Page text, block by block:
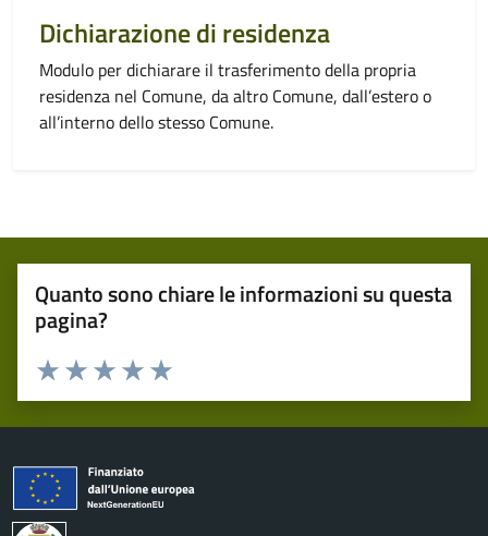
Dichiarazione di residenza
Modulo per dichiarare il trasferimento della propria
residenza nel Comune, da altro Comune, dall’estero o
all’interno dello stesso Comune.
Quanto sono chiare le informazioni su questa
pagina?
Valuta 5 stelle su 5
Valuta 4 stelle su 5
Valuta 3 stelle su 5
Valuta 2 stelle su 5
Valuta 1 stelle su 5